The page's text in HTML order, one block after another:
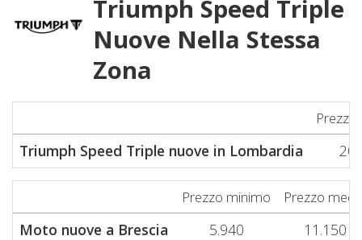
Triumph Speed Triple
Nuove Nella Stessa
Zona
Triumph Speed Triple nuove in Lombardia
Prezzo minimo Prezzo
Moto nuove a Brescia 5.940
11.150